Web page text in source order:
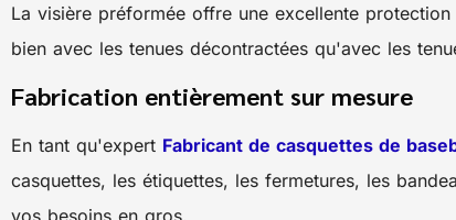
La visière préformée offre une excellente
bien avec les tenues décontractées qu'avec les
Fabrication entièrement sur mesure
En tant qu'expert Fabricant de casquettes de
casquettes, les étiquettes, les fermetures, les